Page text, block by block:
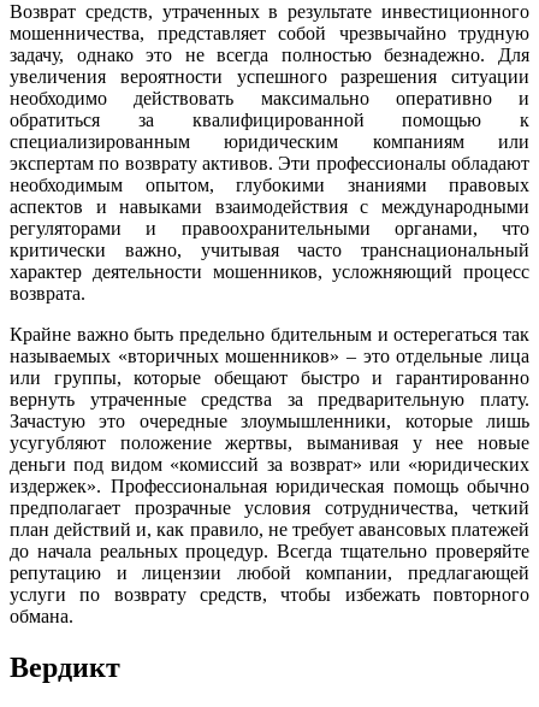
Возврат средств, утраченных в результате инвестиционного
мошенничества, представляет собой чрезвычайно трудную
задачу, однако это не всегда полностью безнадежно. Для
увеличения вероятности успешного разрешения ситуации
необходимо действовать максимально оперативно и
обратиться за квалифицированной помощью к
специализированным юридическим компаниям или
экспертам по возврату активов. Эти профессионалы обладают
необходимым опытом, глубокими знаниями правовых
аспектов и навыками взаимодействия с международными
регуляторами и правоохранительными органами, что
критически важно, учитывая часто транснациональный
характер деятельности мошенников, усложняющий процесс
возврата.
Крайне важно быть предельно бдительным и остерегаться так
называемых «вторичных мошенников» – это отдельные лица
или группы, которые обещают быстро и гарантированно
вернуть утраченные средства за предварительную плату.
Зачастую это очередные злоумышленники, которые лишь
усугубляют положение жертвы, выманивая у нее новые
деньги под видом «комиссий за возврат» или «юридических
издержек». Профессиональная юридическая помощь обычно
предполагает прозрачные условия сотрудничества, четкий
план действий и, как правило, не требует авансовых платежей
до начала реальных процедур. Всегда тщательно проверяйте
репутацию и лицензии любой компании, предлагающей
услуги по возврату средств, чтобы избежать повторного
обмана.
Вердикт